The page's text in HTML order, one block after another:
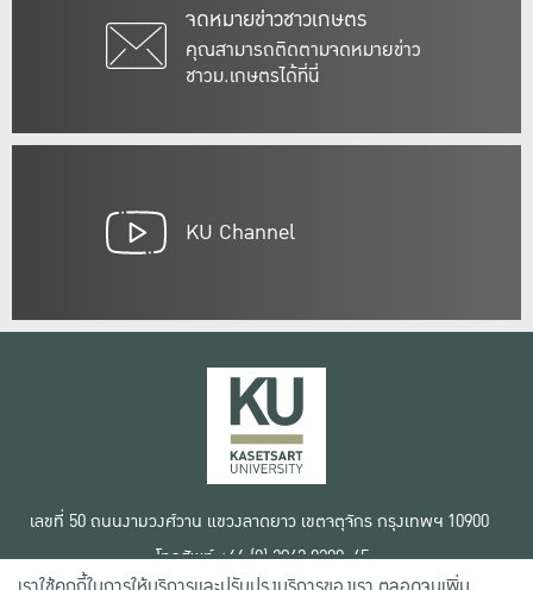
จดหมายข่าวชาวเกษตร
คุณสามารถติดตามจดหมายข่าว
ชาวม.เกษตรได้ที่นี่
KU Channel
เลขที่ 50 ถนนงามวงศ์วาน แขวงลาดยาว เขตจตุจักร กรุงเทพฯ 10900
โทรศัพท์ +66 (0) 2942 8200-45